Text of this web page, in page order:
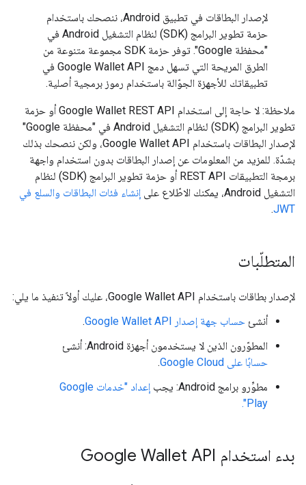
لإصدار البطاقات في تطبيق Android، ننصحك باستخدام
حزمة تطوير البرامج (SDK) لنظام التشغيل Android في
"محفظة Google". توفر حزمة SDK مجموعة متنوعة من
الطرق المريحة التي تسهل دمج Google Wallet API في
تطبيقاتك للأجهزة الجوّالة باستخدام رموز برمجية أصلية.
ملاحظة: لا حاجة إلى استخدام Google Wallet REST API أو حزمة
تطوير البرامج (SDK) لنظام التشغيل Android في "محفظة Google"
لإصدار البطاقات باستخدام Google Wallet API، ولكن ننصحك بذلك
بشدّة. للمزيد من المعلومات عن إصدار البطاقات بدون استخدام واجهة
برمجة التطبيقات REST API أو حزمة تطوير البرامج (SDK) لنظام
التشغيل Android، يمكنك الاطّلاع على
إنشاء فئات البطاقات والسلع في
JWT
.
المتطلّبات
لإصدار بطاقات باستخدام Google Wallet API، عليك أولاً تنفيذ ما يلي:
أنشئ حساب جهة إصدار Google Wallet API
.
المطوّرون الذين لا يستخدمون أجهزة Android: أنشئ
حسابًا على Google Cloud
.
مطوِّرو برامج Android: يجب
إعداد "خدمات Google
Play".
بدء استخدام Google Wallet API